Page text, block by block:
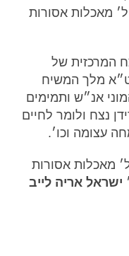
מאכלות אסורות
נצח המרכזית של
מלך המשיח
אנ״ש ותמימים
נצח ולומר לחיים
עצומה וכו׳.
מאכלות אסורות
ישראל אריה לייב